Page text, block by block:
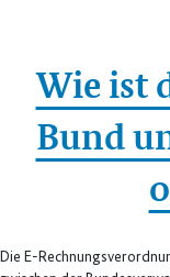
Wie ist
Bund
Die E-